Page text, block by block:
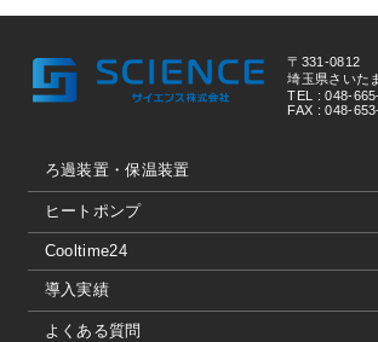
〒331-0812
埼玉県さいた
TEL : 048-
FAX : 048-
ろ過装置・保温装置
ヒートポンプ
Cooltime24
導入実績
よくある質問